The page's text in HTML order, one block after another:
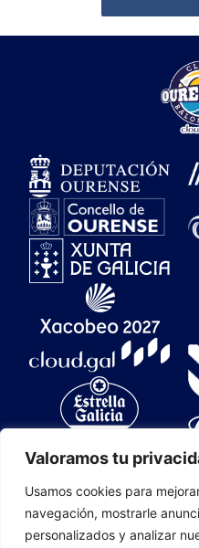
Valoramos tu
Usamos cookies para
navegación, mostrarle
personalizados y analizar